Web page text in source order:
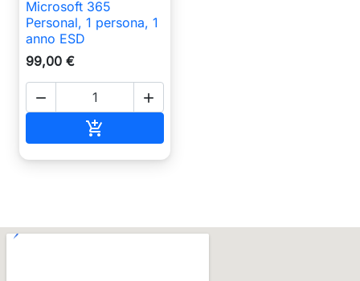
Microsoft 365
Personal, 1 persona, 1
anno ESD
99,00 €
 
